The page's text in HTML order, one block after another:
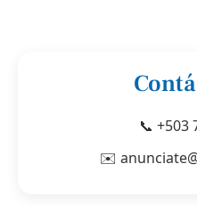
📞 +503
✉️